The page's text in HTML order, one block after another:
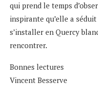
qui prend le temps
inspirante qu’elle a
s’installer en Quercy
rencontrer.
Bonnes lectures
Vincent Besserve